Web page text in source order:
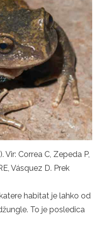
Correa C, Zepeda P,
Vásquez D. Prek
habitat je lahko od
To je posledica